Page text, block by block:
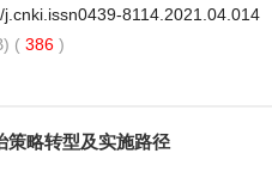
j.cnki.issn0439-8114.2021.04.014
( 386 )
策略转型及实施路径